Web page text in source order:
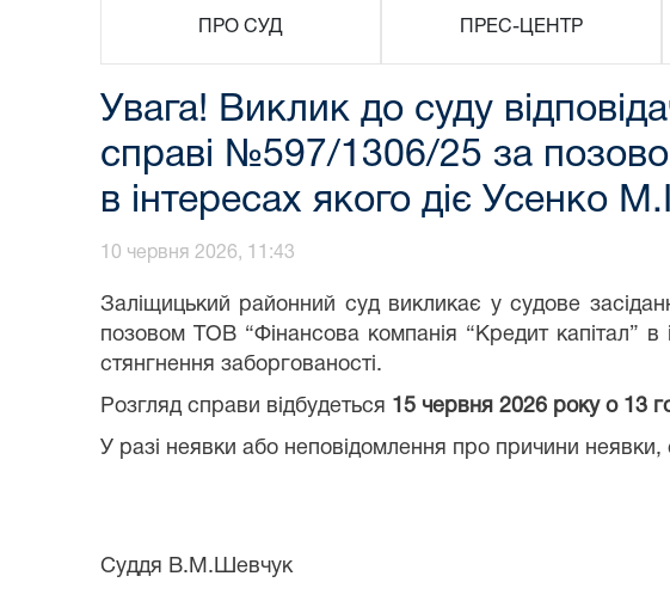
ПРО СУД ПРЕС-ЦЕНТР
Увага! Виклик до суду
справі №597/1306/25 за
в інтересах якого діє Усенко
10 червня 2026, 11:43
Заліщицький районний суд викликає у судове
позовом ТОВ “Фінансова компанія “Кредит капітал”
стянгнення заборгованості.
Розгляд справи відбудеться 15 червня 2026 року о 13
У разі неявки або неповідомлення про причини неявки,
Суддя В.М.Шевчук